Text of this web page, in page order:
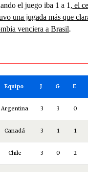
el juego iba 1 a 1, el
una jugada más que
venciera a Brasil.